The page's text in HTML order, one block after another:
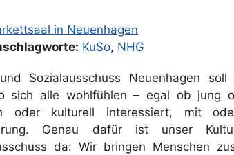
in Neuenhagen
KuSo, NHG
Sozialausschuss Neuenhagen
sich alle wohlfühlen – egal ob jung
oder kulturell interessiert, mit
Genau dafür ist unser
da: Wir bringen Menschen